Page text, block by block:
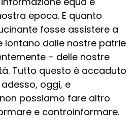
epoca. E quanto
fosse assistere a
lontano dalle nostre patrie
– delle nostre
Tutto questo è accaduto
oggi, e
possiamo fare altro
e controinformare.